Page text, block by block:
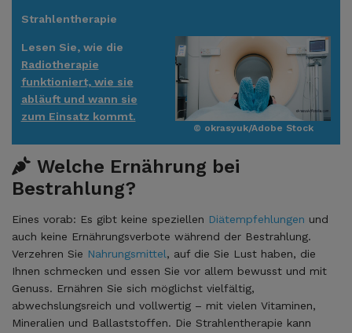
Strahlentherapie
Lesen Sie, wie die
Radiotherapie
funktioniert, wie sie
abläuft und wann sie
zum Einsatz kommt.
© okrasyuk/Adobe Stock
Welche Ernährung bei
Bestrahlung?
Eines vorab: Es gibt keine speziellen Diätempfehlungen und
auch keine Ernährungsverbote während der Bestrahlung.
Verzehren Sie Nahrungsmittel, auf die Sie Lust haben, die
Ihnen schmecken und essen Sie vor allem bewusst und mit
Genuss. Ernähren Sie sich möglichst vielfältig,
abwechslungsreich und vollwertig – mit vielen Vitaminen,
Mineralien und Ballaststoffen. Die Strahlentherapie kann